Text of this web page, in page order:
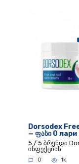
Dorsodex
— ფასი 0 лари
5 / 5 ბრენდი
ინფექციის
0 1k.